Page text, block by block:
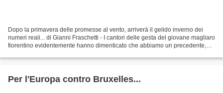
Dopo la primavera delle promesse al vento, arriverà il gelido inverno dei
numeri reali... di Gianni Fraschetti - I cantori delle gesta del giovane magliaro
fiorentino evidentemente hanno dimenticato che abbiamo un precedente,
Per l'Europa contro Bruxelles...